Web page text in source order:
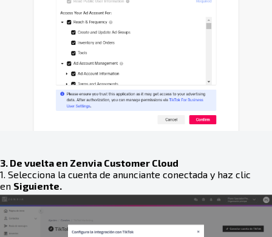
3. De vuelta en Zenvia Customer Cloud
1. Selecciona la cuenta de anunciante conectada y haz clic
en Siguiente.